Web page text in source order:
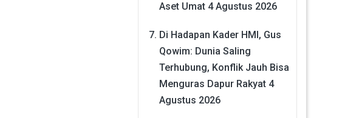
Aset Umat 4 Agustus 2026
Di Hadapan Kader HMI, Gus
Qowim: Dunia Saling
Terhubung, Konflik Jauh Bisa
Menguras Dapur Rakyat 4
Agustus 2026